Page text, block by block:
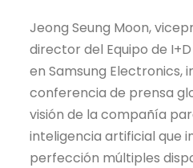
Jeong Seung Moon,
director del Equipo de
en Samsung Electronics,
conferencia de prensa
visión de la compañía
inteligencia artificial que
perfección múltiples